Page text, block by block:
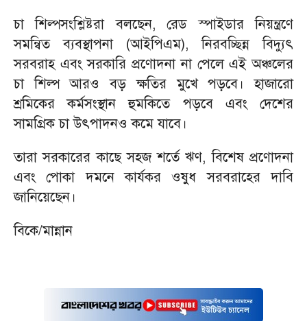
চা শিল্পসংশ্লিষ্টরা বলছেন, রেড স্পাইডার নিয়ন্ত্রণে
সমন্বিত ব্যবস্থাপনা (আইপিএম), নিরবচ্ছিন্ন বিদ্যুৎ
সরবরাহ এবং সরকারি প্রণোদনা না পেলে এই অঞ্চলের
চা শিল্প আরও বড় ক্ষতির মুখে পড়বে। হাজারো
শ্রমিকের কর্মসংস্থান হুমকিতে পড়বে এবং দেশের
সামগ্রিক চা উৎপাদনও কমে যাবে।
তারা সরকারের কাছে সহজ শর্তে ঋণ, বিশেষ প্রণোদনা
এবং পোকা দমনে কার্যকর ওষুধ সরবরাহের দাবি
জানিয়েছেন।
বিকে/মান্নান